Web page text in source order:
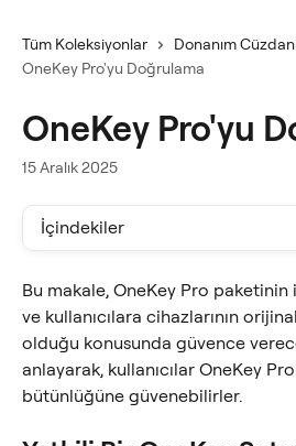
Tüm Koleksiyonlar Donanım
OneKey Pro'yu Doğrulama
OneKey Pro'yu
15 Aralık 2025
İçindekiler
Bu makale, OneKey Pro
ve kullanıcılara cihazlarının
olduğu konusunda güvence
anlayarak, kullanıcılar OneKey Pro
bütünlüğüne güvenebilirler.